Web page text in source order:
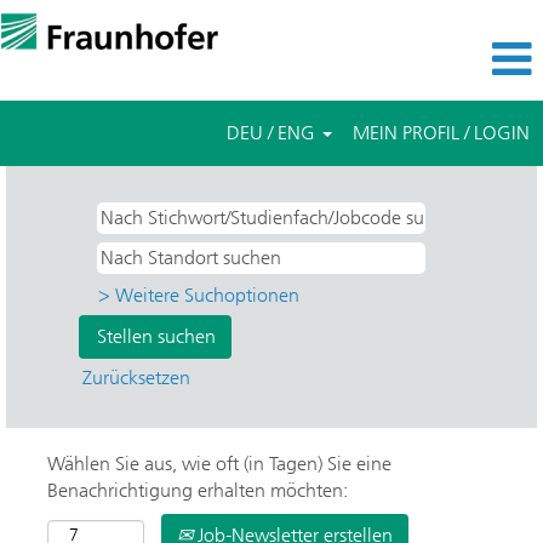
DEU / ENG MEIN PROFIL / LOGIN
> Weitere Suchoptionen
Zurücksetzen
Wählen Sie aus, wie oft (in Tagen) Sie eine
Benachrichtigung erhalten möchten:
Job-Newsletter erstellen